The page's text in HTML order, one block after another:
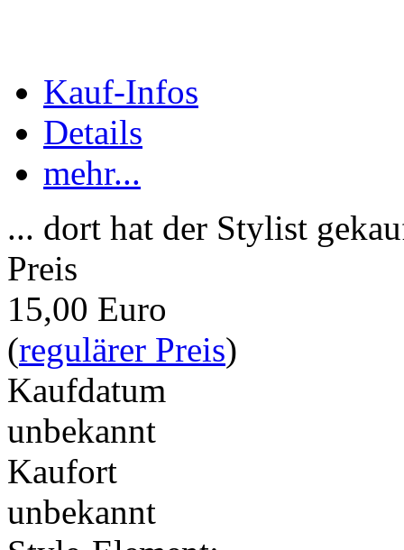
Kauf-Infos
Details
mehr...
... dort hat der Stylist
Preis
15,00 Euro
(regulärer Preis)
Kaufdatum
unbekannt
Kaufort
unbekannt